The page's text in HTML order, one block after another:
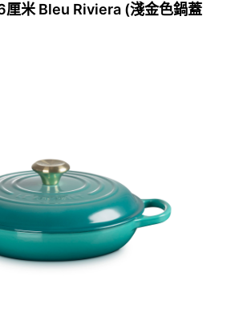
厘米 Bleu Riviera (淺金色鍋蓋